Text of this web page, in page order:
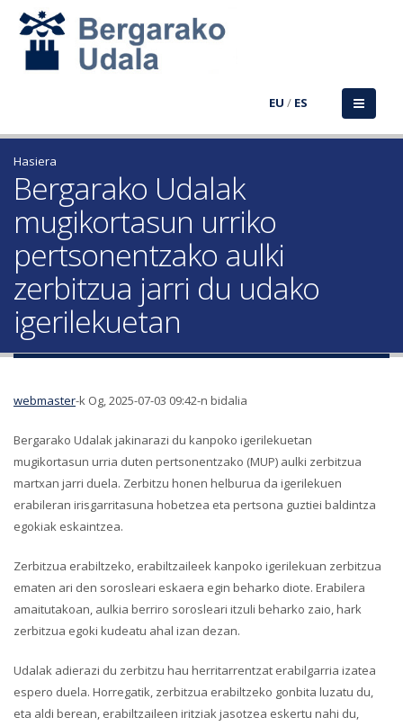
EU / ES
Hasiera
Bergarako Udalak
mugikortasun urriko
pertsonentzako aulki
zerbitzua jarri du udako
igerilekuetan
webmaster-k Og, 2025-07-03 09:42-n bidalia
Bergarako Udalak jakinarazi du kanpoko igerilekuetan
mugikortasun urria duten pertsonentzako (MUP) aulki zerbitzua
martxan jarri duela. Zerbitzu honen helburua da igerilekuen
erabileran irisgarritasuna hobetzea eta pertsona guztiei baldintza
egokiak eskaintzea.
Zerbitzua erabiltzeko, erabiltzaileek kanpoko igerilekuan zerbitzua
ematen ari den sorosleari eskaera egin beharko diote. Erabilera
amaitutakoan, aulkia berriro sorosleari itzuli beharko zaio, hark
zerbitzua egoki kudeatu ahal izan dezan.
Udalak adierazi du zerbitzu hau herritarrentzat erabilgarria izatea
espero duela. Horregatik, zerbitzua erabiltzeko gonbita luzatu du,
eta aldi berean, erabiltzaileen iritziak jasotzea eskertu nahi du,